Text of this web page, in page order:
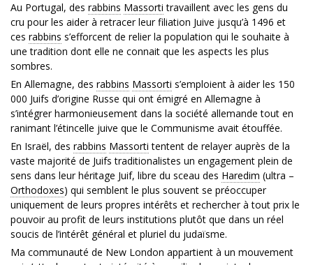
Au Portugal, des rabbins Massorti travaillent avec les gens du
cru pour les aider à retracer leur filiation Juive jusqu’à 1496 et
ces rabbins s’efforcent de relier la population qui le souhaite à
une tradition dont elle ne connait que les aspects les plus
sombres.
En Allemagne, des rabbins Massorti s’emploient à aider les 150
000 Juifs d’origine Russe qui ont émigré en Allemagne à
s’intégrer harmonieusement dans la société allemande tout en
ranimant l’étincelle juive que le Communisme avait étouffée.
En Israël, des rabbins Massorti tentent de relayer auprès de la
vaste majorité de Juifs traditionalistes un engagement plein de
sens dans leur héritage Juif, libre du sceau des Haredim (ultra –
Orthodoxes) qui semblent le plus souvent se préoccuper
uniquement de leurs propres intérêts et rechercher à tout prix le
pouvoir au profit de leurs institutions plutôt que dans un réel
soucis de l’intérêt général et pluriel du judaïsme.
Ma communauté de New London appartient à un mouvement